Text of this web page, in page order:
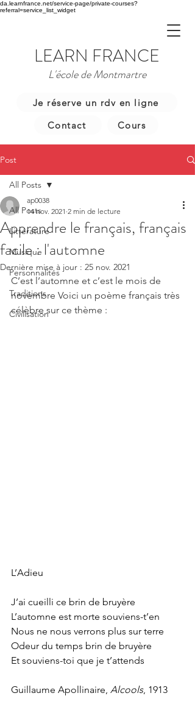
da.learnfrance.net/service-page/private-courses?
referral=service_list_widget
LEARN FRANCE
L'école de Montmartre
Je réserve un rdv en ligne
Contact
Cours
Post
All Posts
Littérature
Musique
Personnalités
Traditions
Civilisation
All Posts
Apprendre le français, français
facile : l'automne
ap0038
14 nov. 2021 2 min de lecture
Dernière mise à jour : 25 nov. 2021
C’est l’automne et c’est le mois de
novembre Voici un poème français très
célèbre sur ce thème :
L’Adieu
J’ai cueilli ce brin de bruyère
L’automne est morte souviens-t’en
Nous ne nous verrons plus sur terre
Odeur du temps brin de bruyère
Et souviens-toi que je t’attends
Guillaume Apollinaire, Alcools, 1913